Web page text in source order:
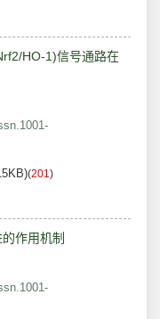
HO-1)信号通路在
(201)
作用机制